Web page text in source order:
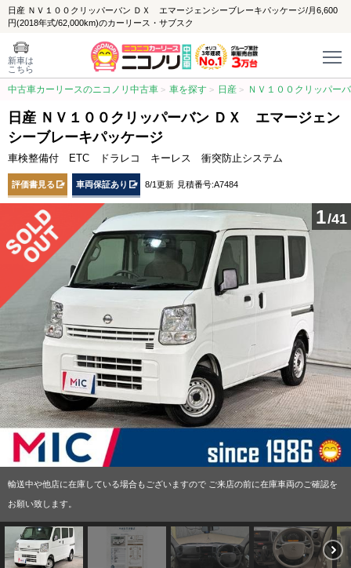
日産 ＮＶ１００クリッパーバン ＤＸ エマージェンシーブレーキパッケージ/月6,600
円(2018年式/62,000km)のカーリース・サブスク
新車は
こちら
中古車カーリースのニコノリ中古車 車を探す 日産 ＮＶ１００クリッパー
日産 ＮＶ１００クリッパーバン ＤＸ エマージェン
シーブレーキパッケージ
車検整備付 ETC ドラレコ キーレス 衝突防止システム
評価書見る 車両保証あり 8/1更新 見積番号:A7484
1/41
輸送中や他店に在庫している場合もございますので ご来店の前に在庫車両のご確認を
お願い致します。